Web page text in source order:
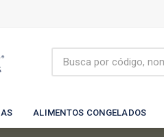
ALIMENTOS CONGELADOS